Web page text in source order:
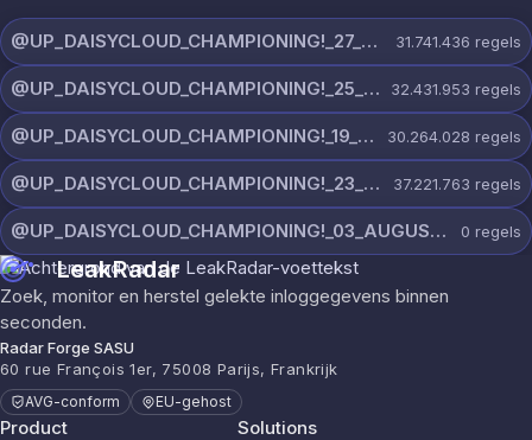
@UP_DAISYCLOUD_CHAMPIONING!_27_JULY_5982_ON_CHANNEL.rar 31.741.436 regels
@UP_DAISYCLOUD_CHAMPIONING!_25_JULY_5797_ON_CHANNEL.rar 32.431.953 regels
@UP_DAISYCLOUD_CHAMPIONING!_19_JULY_5790_ON_CHANNEL.rar 30.264.028 regels
@UP_DAISYCLOUD_CHAMPIONING!_23_JULY_5300_ON_CHANNEL.rar 37.221.763 regels
@UP_DAISYCLOUD_CHAMPIONING!_03_AUGUST_7865_ON_CHANNEL.rar 0 regels
LeakRadar
Zoek, monitor en herstel gelekte inloggegevens binnen
seconden.
Radar Forge SASU
60 rue François 1er, 75008 Parijs, Frankrijk
AVG-conform EU-gehost
Product Solutions